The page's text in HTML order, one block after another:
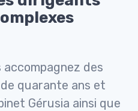
des
quarante ans et
Gérusia ainsi que